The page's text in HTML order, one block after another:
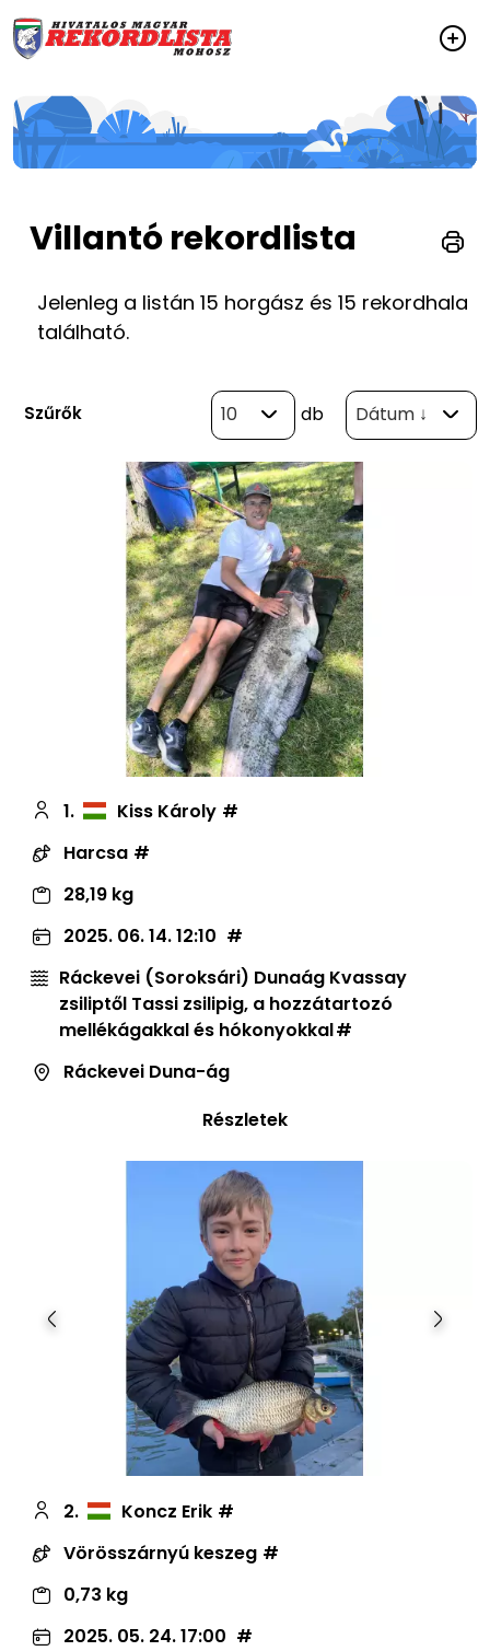
Villantó rekordlista
Jelenleg a listán 15 horgász és 15 rekordhala
található.
Szűrők 10 db Dátum ↓
1.
Kiss Károly
Harcsa
28,19 kg
2025. 06. 14. 12:10
Ráckevei (Soroksári) Dunaág Kvassay
zsiliptől Tassi zsilipig, a hozzátartozó
mellékágakkal és hókonyokkal
Ráckevei Duna-ág
Részletek
Előző
2.
Koncz Erik
Vörösszárnyú keszeg
0,73 kg
2025. 05. 24. 17:00